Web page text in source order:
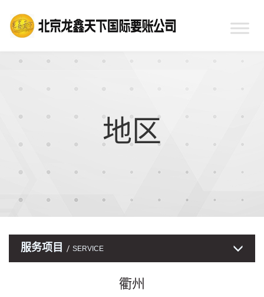
地区
服务项目 SERVICE
衢州